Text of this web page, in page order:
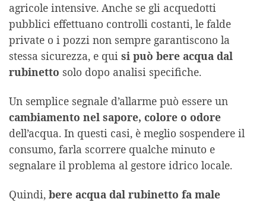
agricole intensive. Anche se gli acquedotti
pubblici effettuano controlli costanti, le falde
private o i pozzi non sempre garantiscono la
stessa sicurezza, e qui si può bere acqua dal
rubinetto solo dopo analisi specifiche.
Un semplice segnale d’allarme può essere un
cambiamento nel sapore, colore o odore
dell’acqua. In questi casi, è meglio sospendere il
consumo, farla scorrere qualche minuto e
segnalare il problema al gestore idrico locale.
Quindi, bere acqua dal rubinetto fa male